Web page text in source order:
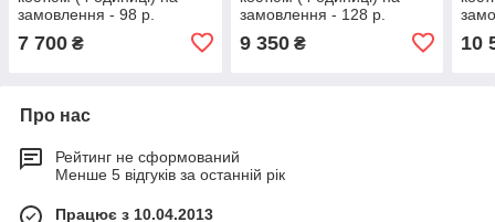
замовлення - 98 р.
7 700 ₴
замовлення - 128 р.
9 350₴ 10
Про нас
Рейтинг не сформований
Менше 5 відгуків за останній рік
Працює з 10.04.2013